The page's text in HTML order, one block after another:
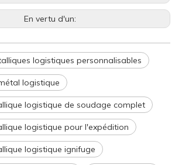
En vertu d'un:
logistiques personnalisables
logistique
logistique de soudage complet
logistique pour l'expédition
logistique ignifuge